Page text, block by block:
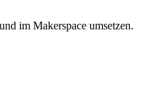
im Makerspace umsetzen.